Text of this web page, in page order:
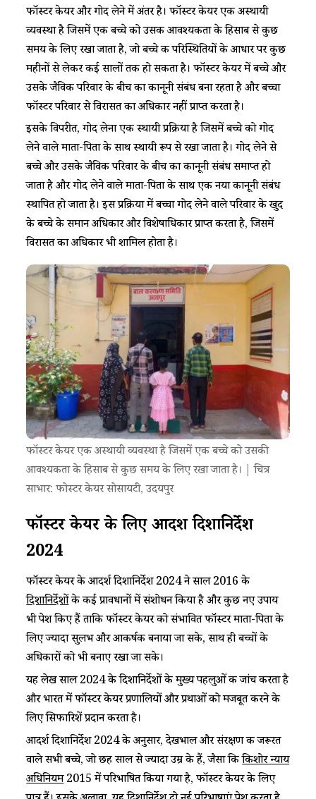
फॉस्टर केयर और गोद लेने में अंतर है। फॉस्टर केयर एक अस्थायी
व्यवस्था है जिसमें एक बच्चे को उसकी आवश्यकता के हिसाब से कुछ
समय के लिए रखा जाता है, जो बच्चे की परिस्थितियों के आधार पर कुछ
महीनों से लेकर कई सालों तक हो सकता है। फॉस्टर केयर में बच्चे और
उसके जैविक परिवार के बीच का कानूनी संबंध बना रहता है और बच्चा
फॉस्टर परिवार से विरासत का अधिकार नहीं प्राप्त करता है।
इसके विपरीत, गोद लेना एक स्थायी प्रक्रिया है जिसमें बच्चे को गोद
लेने वाले माता-पिता के साथ स्थायी रूप से रखा जाता है। गोद लेने से
बच्चे और उसके जैविक परिवार के बीच का कानूनी संबंध समाप्त हो
जाता है और गोद लेने वाले माता-पिता के साथ एक नया कानूनी संबंध
स्थापित हो जाता है। इस प्रक्रिया में बच्चा गोद लेने वाले परिवार के खुद
के बच्चे के समान अधिकार और विशेषाधिकार प्राप्त करता है, जिसमें
विरासत का अधिकार भी शामिल होता है।
फॉस्टर केयर एक अस्थायी व्यवस्था है जिसमें एक बच्चे को उसकी
आवश्यकता के हिसाब से कुछ समय के लिए रखा जाता है। | चित्र
साभार: फोस्टर केयर सोसायटी, उदयपुर
फॉस्टर केयर के लिए आदर्श दिशानिर्देश
2024
फॉस्टर केयर के आदर्श दिशानिर्देश 2024 ने साल 2016 के
दिशानिर्देशोंके कई प्रावधानों में संशोधन किया है और कुछ नए उपाय
भी पेश किए हैं ताकि फॉस्टर केयर को संभावित फॉस्टर माता-पिता के
लिए ज्यादा सुलभ और आकर्षक बनाया जा सके, साथ ही बच्चों के
अधिकारों को भी बनाए रखा जा सके।
यह लेख साल 2024 के दिशानिर्देशों के मुख्य पहलुओं की जांच करता है
और भारत में फॉस्टर केयर प्रणालियों और प्रथाओं को मजबूत करने के
लिए सिफारिशें प्रदान करता है।
आदर्श दिशानिर्देश 2024 के अनुसार, देखभाल और संरक्षण की जरूरत
वाले सभी बच्चे, जो छह साल से ज्यादा उम्र के हैं, जैसा किकिशोर न्याय
अधिनियम2015 में परिभाषित किया गया है, फॉस्टर केयर के लिए